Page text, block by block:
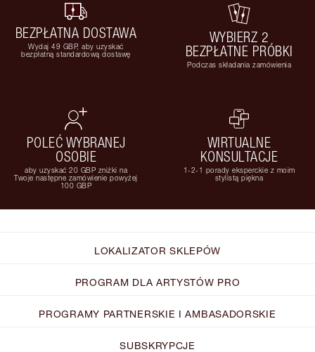
BEZPŁATNA DOSTAWA
Wydaj 49 GBP, aby uzyskać
bezpłatną standardową dostawę
WYBIERZ 2
BEZPŁATNE PRÓBKI
Podczas składania zamówienia
POLEĆ WYBRANEJ
OSOBIE
aby uzyskać 20 GBP zniżki na
Twoje następne zamówienie powyżej
100 GBP
WIRTUALNE
KONSULTACJE
1-2-1 porady eksperckie z moim
stylistą piękna
LOKALIZATOR SKLEPÓW
PROGRAM DLA ARTYSTÓW PRO
PROGRAMY PARTNERSKIE I AMBASADORSKIE
SUBSKRYPCJE